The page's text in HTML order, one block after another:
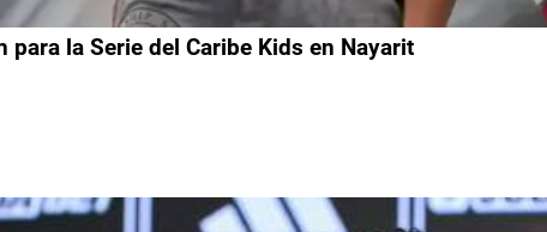
para la Serie del Caribe Kids en Nayarit